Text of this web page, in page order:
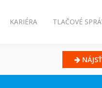
KARIÉRA TLAČOVÉ